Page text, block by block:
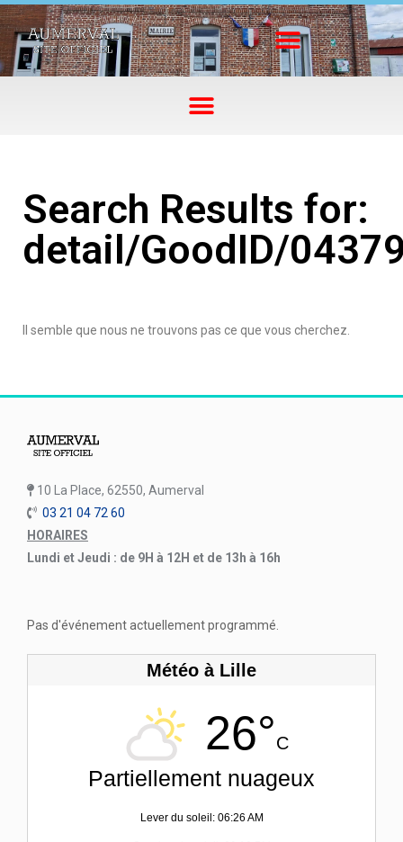
Search Results for:
detail/GoodID/
Il semble que nous ne trouvons pas ce que vous cherchez.
10 La Place, 62550, Aumerval
03 21 04 72 60
HORAIRES
Lundi et Jeudi : de 9H à 12H et de 13h à 16h
Pas d'événement actuellement programmé.
Météo à Lille
26°C
Partiellement nuageux
Lever du soleil: 06:26 AM